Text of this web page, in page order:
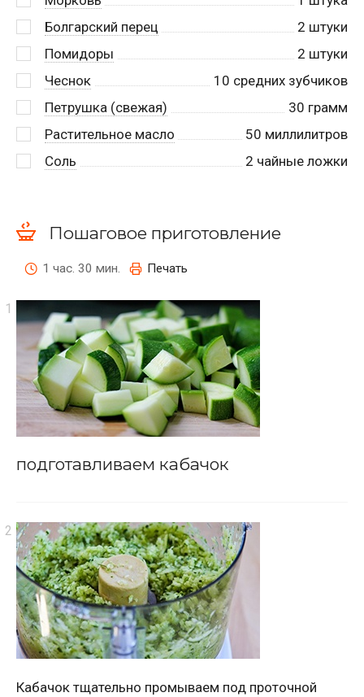
Болгарский перец
2 штуки
Помидоры
2 штуки
Чеснок
10 средних зубчиков
Петрушка (свежая)
30 грамм
Растительное масло
50 миллилитров
Соль
2 чайные ложки
Пошаговое приготовление
1 час. 30 мин. Печать
подготавливаем кабачок
Кабачок тщательно промываем под проточной